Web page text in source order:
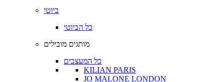
ביוטי
כל הביוטי
מותגים מובילים
כל המעצבים
KILIAN PARIS
JO MALONE LONDON